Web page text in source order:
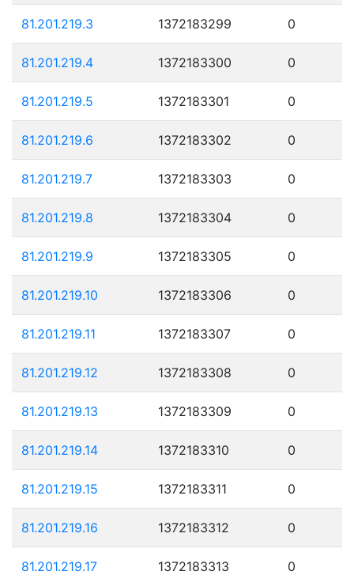
81.201.219.3 1372183299 0
81.201.219.4 1372183300 0
81.201.219.5 1372183301 0
81.201.219.6 1372183302 0
81.201.219.7 1372183303 0
81.201.219.8 1372183304 0
81.201.219.9 1372183305 0
81.201.219.10 1372183306 0
81.201.219.11 1372183307 0
81.201.219.12 1372183308 0
81.201.219.13 1372183309 0
81.201.219.14 1372183310 0
81.201.219.15 1372183311 0
81.201.219.16 1372183312 0
81.201.219.17 1372183313 0